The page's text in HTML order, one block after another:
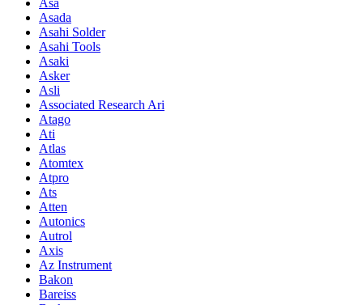
Asada
Asahi Solder
Asahi Tools
Asaki
Asker
Asli
Associated Research Ari
Atago
Ati
Atlas
Atomtex
Atpro
Ats
Atten
Autonics
Autrol
Axis
Az Instrument
Bakon
Bareiss